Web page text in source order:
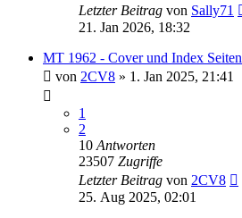
Letzter Beitrag von Sally71
21. Jan 2026, 18:32
MT 1962 - Cover und Index Seiten
von 2CV8 » 1. Jan 2025, 21:41
1
2
10 Antworten
23507 Zugriffe
Letzter Beitrag von 2CV8
25. Aug 2025, 02:01